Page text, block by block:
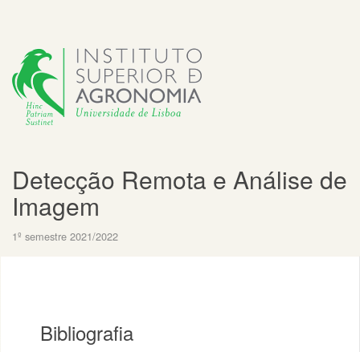
Detecção Remota e Análise de
Imagem
1º semestre 2021/2022
Bibliografia